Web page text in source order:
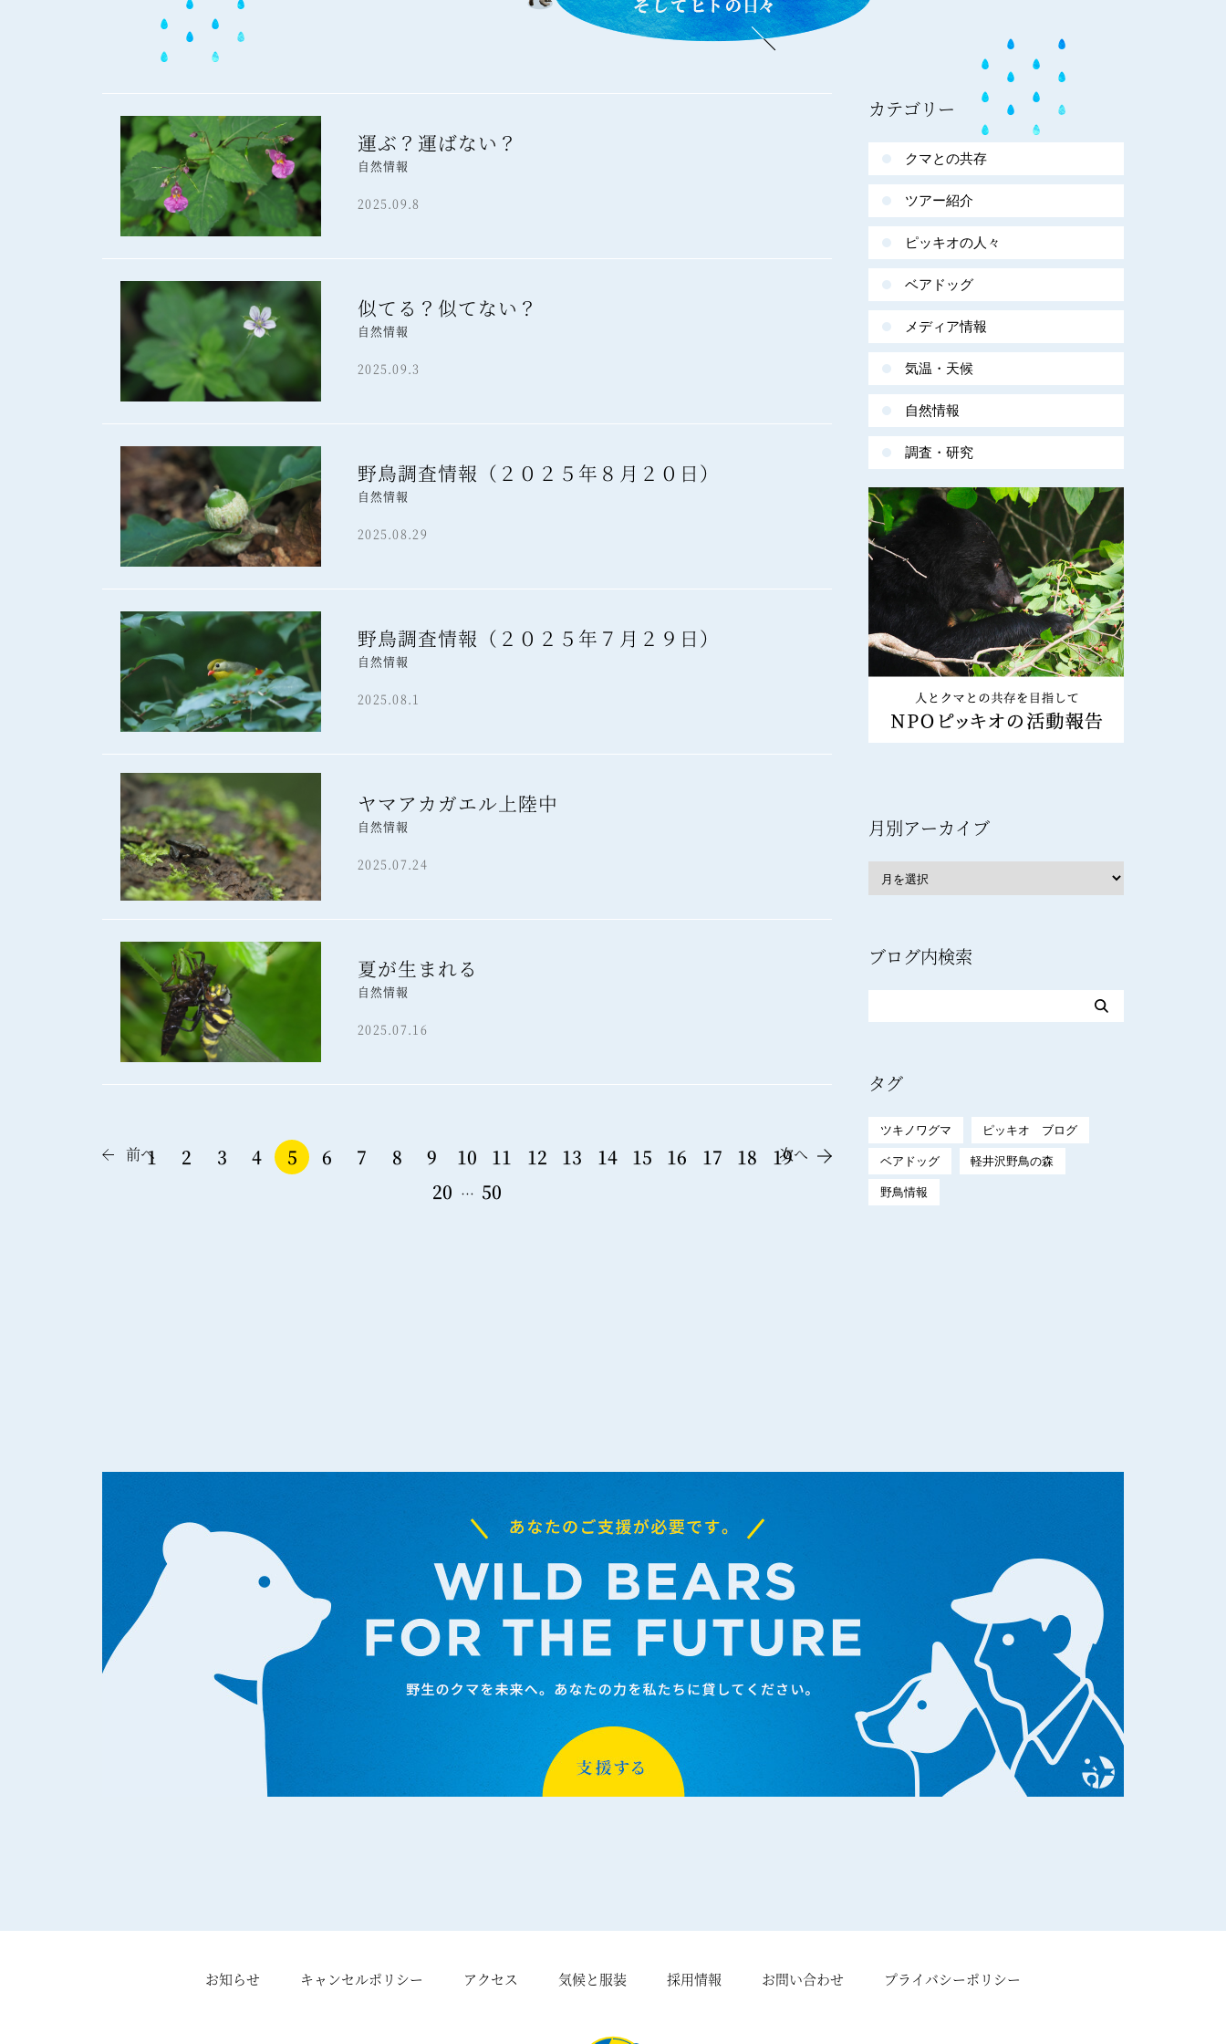
運ぶ？運ばない？
自然情報
2025.09.8
似てる？似てない？
自然情報
2025.09.3
野鳥調査情報（２０２５年８月２０日）
自然情報
2025.08.29
野鳥調査情報（２０２５年７月２９日）
自然情報
2025.08.1
ヤマアカガエル上陸中
自然情報
2025.07.24
夏が生まれる
自然情報
2025.07.16
前へ
1 2 3 4 5 6 7 8 9 10 11 12 13 14 15 16 17 18
19
20 … 50
次へ
カテゴリー
クマとの共存
ツアー紹介
ピッキオの人々
ベアドッグ
メディア情報
気温・天候
自然情報
調査・研究
月別アーカイブ
ブログ内検索
タグ
ツキノワグマ ピッキオ ブログ
ベアドッグ 軽井沢野鳥の森
野鳥情報
お知らせ キャンセルポリシー アクセス 気候と服装 採用情報 お問い合わせ プライバシーポリシー